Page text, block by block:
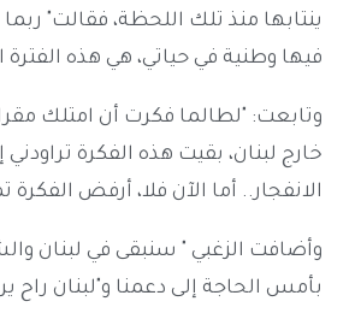
ينتابها منذ تلك اللحظة، فقالت"
فيها وطنية في حياتي، هي هذه الفترة
وتابعت: "لطالما فكرت أن امتلك مقرا
خارج لبنان، بقيت هذه الفكرة تراودني
الانفجار.. أما الآن فلا، أرفض الفكرة
وأضافت الزغبي " سنبقى في لبنان
بأمس الحاجة إلى دعمنا و"لبنان راح